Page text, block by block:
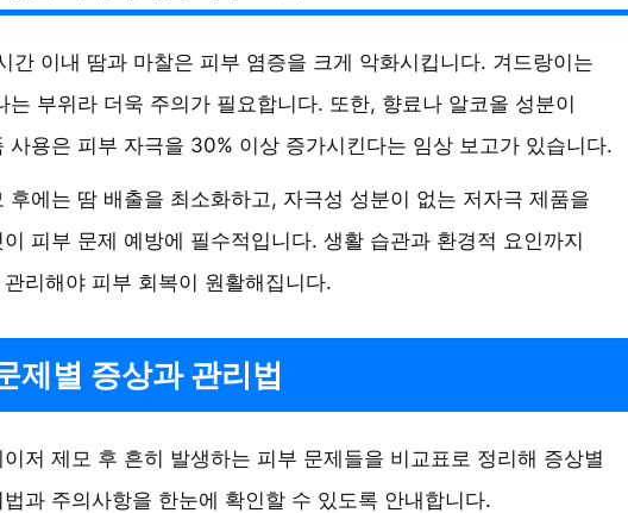
간 이내 땀과 마찰은 피부 염증을 크게 악화시킵니다. 겨드랑이는
는 부위라 더욱 주의가 필요합니다. 또한, 향료나 알코올 성분이
사용은 피부 자극을 30% 이상 증가시킨다는 임상 보고가 있습니다.
후에는 땀 배출을 최소화하고, 자극성 성분이 없는 저자극 제품을
피부 문제 예방에 필수적입니다. 생활 습관과 환경적 요인까지
리해야 피부 회복이 원활해집니다.
제별 증상과 관리법
저 제모 후 흔히 발생하는 피부 문제들을 비교표로 정리해 증상별
과 주의사항을 한눈에 확인할 수 있도록 안내합니다.